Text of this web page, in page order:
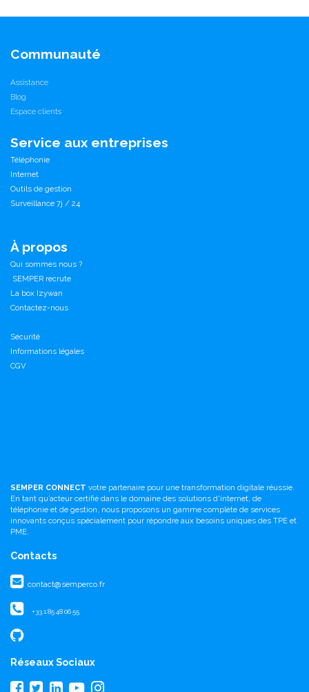
Communauté
Assistance
Blog
Espace clients
Service aux entreprises
Téléphonie
Internet
Outils de gestion
Surveillance 7j / 24
À propos
Qui sommes nous ?
SEMPER recrute
La box Izywan
Contactez-nous
Sécurité
Informations légales
CGV
SEMPER CONNECT votre partenaire pour une transformation digitale réussie.
En tant qu’acteur certifié dans le domaine des solutions d'internet, de
téléphonie et de gestion, nous proposons un gamme complète de services
innovants conçus spécialement pour répondre aux besoins uniques des TPE et
PME.
Contacts
contact@semperco.fr
+33 1 85 48 06 55
Réseaux Sociaux